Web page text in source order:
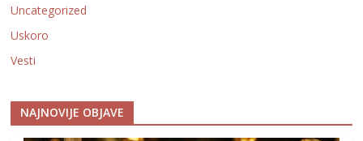
Uncategorized
Uskoro
Vesti
NAJNOVIJE OBJAVE